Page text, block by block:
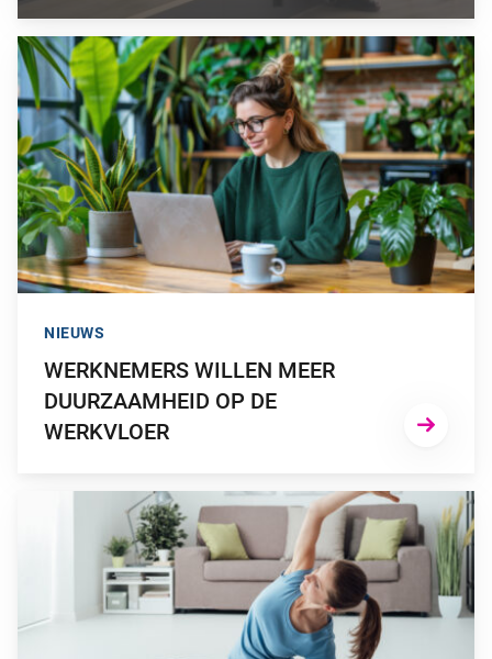
GA NAAR “WERKNEMERS WILLEN MEER DUURZAAMHEID
WERKNEMERS WILLEN MEER
DUURZAAMHEID OP DE
WERKVLOER
NIEUWS
GA NAAR “MEER AANDACHT VOOR MENTALE GEZONDHEID”